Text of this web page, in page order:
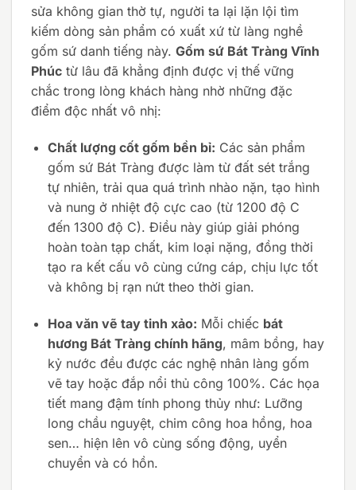
sửa không gian thờ tự, người ta lại lặn lội tìm
kiếm dòng sản phẩm có xuất xứ từ làng nghề
gốm sứ danh tiếng này. Gốm sứ Bát Tràng Vĩnh
Phúc từ lâu đã khẳng định được vị thế vững
chắc trong lòng khách hàng nhờ những đặc
điểm độc nhất vô nhị:
Chất lượng cốt gốm bền bỉ: Các sản phẩm
gốm sứ Bát Tràng được làm từ đất sét trắng
tự nhiên, trải qua quá trình nhào nặn, tạo hình
và nung ở nhiệt độ cực cao (từ 1200 độ C
đến 1300 độ C). Điều này giúp giải phóng
hoàn toàn tạp chất, kim loại nặng, đồng thời
tạo ra kết cấu vô cùng cứng cáp, chịu lực tốt
và không bị rạn nứt theo thời gian.
Hoa văn vẽ tay tinh xảo: Mỗi chiếc bát
hương Bát Tràng chính hãng, mâm bồng, hay
kỷ nước đều được các nghệ nhân làng gốm
vẽ tay hoặc đắp nổi thủ công 100%. Các họa
tiết mang đậm tính phong thủy như: Lưỡng
long chầu nguyệt, chim công hoa hồng, hoa
sen… hiện lên vô cùng sống động, uyển
chuyển và có hồn.